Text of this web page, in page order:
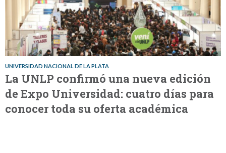
UNIVERSIDAD NACIONAL DE LA PLATA
La UNLP confirmó una nueva edición
de Expo Universidad: cuatro días para
conocer toda su oferta académica